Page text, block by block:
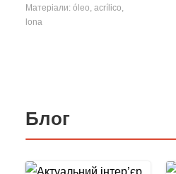
Матеріали: óleo, acrílico,
lona
Блог